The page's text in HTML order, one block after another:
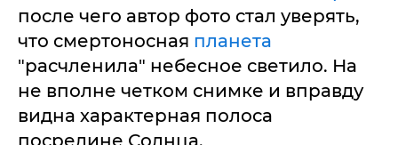
после чего автор фото стал уверять,
что смертоносная планета
"расчленила" небесное светило. На
не вполне четком снимке и вправду
видна характерная полоса
посредине Солнца.